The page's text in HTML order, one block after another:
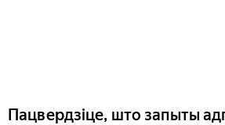
Пацвердзіце, што запыты